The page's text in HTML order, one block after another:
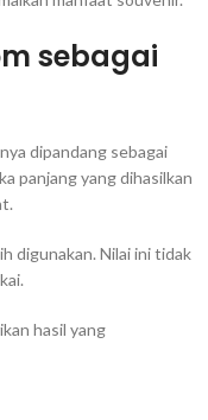
sebagai
dipandang sebagai
panjang yang dihasilkan
digunakan. Nilai ini tidak
hasil yang